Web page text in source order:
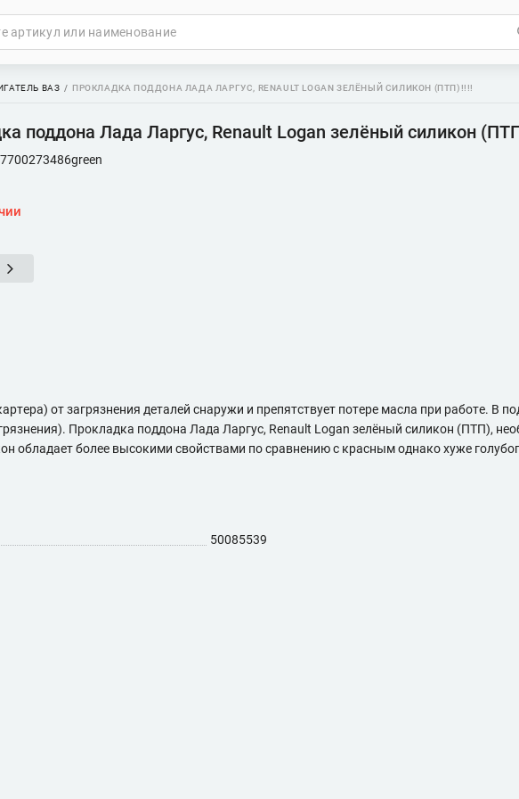
ВАЗ ПРОКЛАДКА ПОДДОНА ЛАДА ЛАРГУС, RENAULT LOGAN ЗЕЛЁНЫЙ СИЛИКОН (ПТП)!!!!
поддона Лада Ларгус, Renault Logan зелёный силикон
от загрязнения деталей снаружи и препятствует потере масла при работе. В
Прокладка поддона Лада Ларгус, Renault Logan зелёный силикон (ПТП),
обладает более высокими свойствами по сравнению с красным однако хуже
50085539